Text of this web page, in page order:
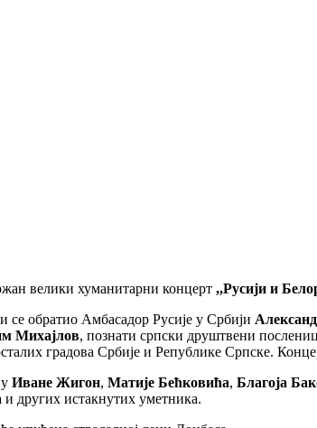
велики хуманитарни концерт ,,Русији и
се обратио Амбасадор Русије у Србији
Михајлов, познати српски друштвени
градова Србије и Републике Српске.
Иване Жигон, Матије Бећковића, Благоја
и других истакнутих уметника.